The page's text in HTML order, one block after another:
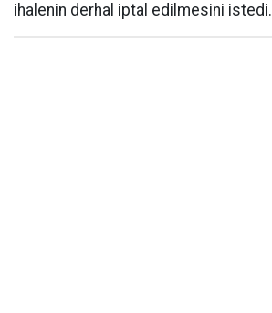
ihalenin derhal iptal edilmesini istedi.